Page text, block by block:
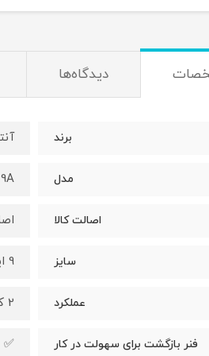
دیدگاه‌ها
برند
مدل 9A
اصالت کالا
سایز 9 اینچ
عملکرد 2 کاره (دم باریک و سیم لخت کن)
فنر بازگشت برای سهولت در کار ✅